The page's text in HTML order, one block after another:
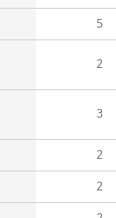
5
2
3
2
2